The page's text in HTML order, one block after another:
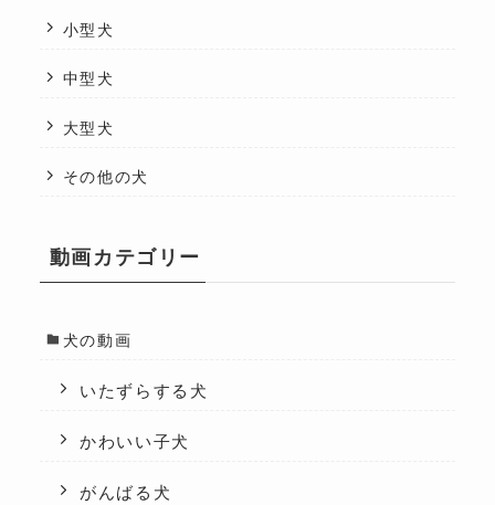
小型犬
中型犬
大型犬
その他の犬
動画カテゴリー
犬の動画
いたずらする犬
かわいい子犬
がんばる犬